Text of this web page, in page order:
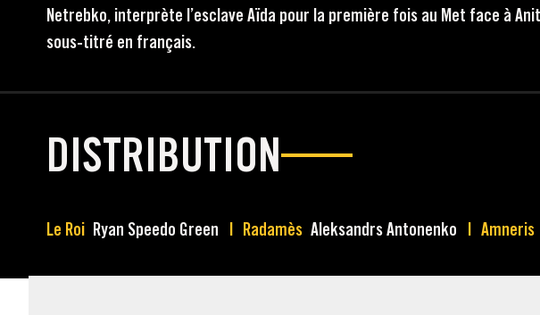
Netrebko, interprète l’esclave Aïda pour la première fois au Met face à
sous-titré en français.
DISTRIBUTION
Le Roi Ryan Speedo Green Radamès Aleksandrs Antonenko Amneris